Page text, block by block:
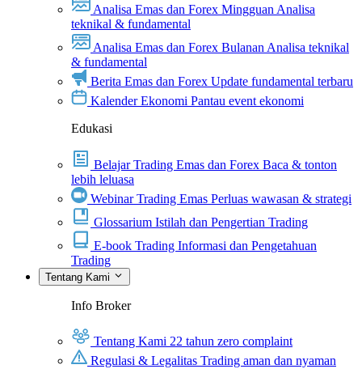
Analisa Emas dan Forex Mingguan Analisa
teknikal & fundamental
Analisa Emas dan Forex Bulanan Analisa teknikal
& fundamental
Berita Emas dan Forex Update fundamental terbaru
Kalender Ekonomi Pantau event ekonomi
Edukasi
Belajar Trading Emas dan Forex Baca & tonton
lebih leluasa
Webinar Trading Emas Perluas wawasan & strategi
Glossarium Istilah dan Pengertian Trading
E-book Trading Informasi dan Pengetahuan
Trading
Tentang Kami
Info Broker
Tentang Kami 22 tahun zero complaint
Regulasi & Legalitas Trading aman dan nyaman